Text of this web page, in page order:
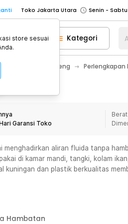
Toko Jakarta Utara
Toko Tangerang
Toko Cikupa
Pick n Go Jakarta Barat
Senin -
Pick n Go Bekasi
Senin - Jumat
Senin - Jumat
Senin -
Senin -
Toko Tangerang
Toko Cikupa
Pick n Go Jakarta Barat
Senin -
Kategori
Perlengkapan Ledeng Perlengkapan
Garansi Toko
menghadirkan aliran fluida tanpa
di kamar mandi, tangki, kolam
kuningan dan plastik berkualitas
Hambatan
store sesuai